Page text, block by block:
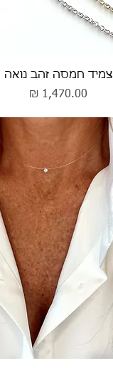
תצוגה מהירה
צמיד חמסה זהב נואה
מחיר